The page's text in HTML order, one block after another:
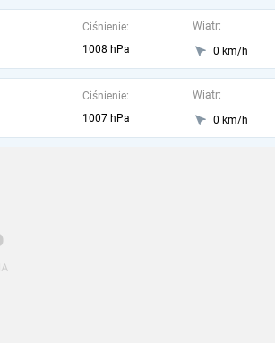
Ciśnienie:
1008 hPa
Wiatr:
0 km/h
Ciśnienie:
1007 hPa
Wiatr:
0 km/h